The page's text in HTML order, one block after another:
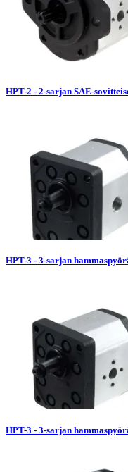
HPT-2 - 2-sarjan SAE-
HPT-3 - 3-sarjan
HPT-3 - 3-sarjan